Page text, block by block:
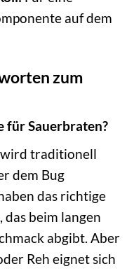
auf dem
zum
für Sauerbraten?
wird traditionell
dem Bug
das richtige
beim langen
abgibt. Aber
Reh eignet sich